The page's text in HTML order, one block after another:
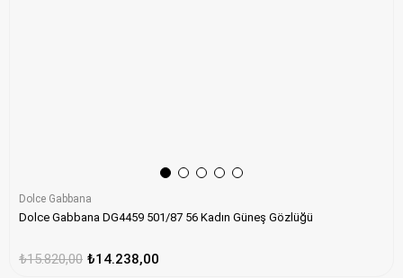
Dolce Gabbana
Dolce Gabbana DG4459 501/87 56 Kadın Güneş Gözlüğü
₺14.238,00
₺15.820,00